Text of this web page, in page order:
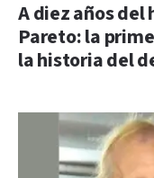
A diez años del
Pareto: la
la historia del